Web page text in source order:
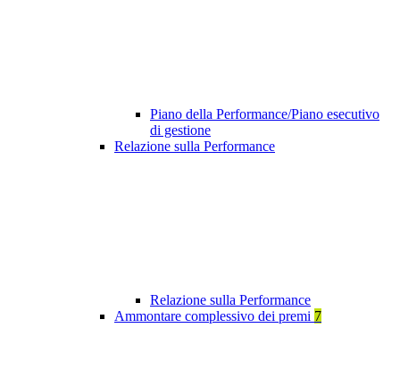
Piano della Performance/Piano esecutivo
di gestione
Relazione sulla Performance
Relazione sulla Performance
Ammontare complessivo dei premi 7